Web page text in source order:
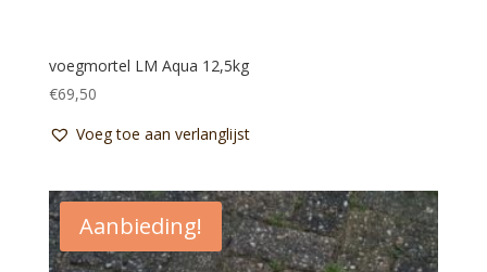
voegmortel LM Aqua 12,5kg
€69,50
Voeg toe aan verlanglijst
Aanbieding!